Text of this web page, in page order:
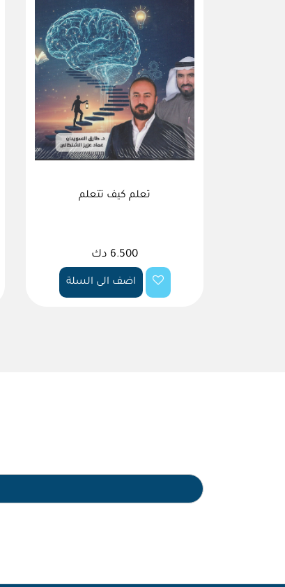
تعلم كيف تتعلم
6.500 دك
اضف الى السلة